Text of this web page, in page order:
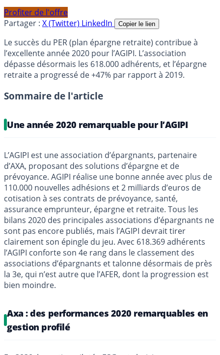
Profiter de l'offre
Partager : X (Twitter) LinkedIn Copier le lien
Le succès du PER (plan épargne retraite) contribue à
l’excellente année 2020 pour l’AGIPI. L’association
dépasse désormais les 618.000 adhérents, et l’épargne
retraite a progressé de +47% par rapport à 2019.
Sommaire de l'article
Une année 2020 remarquable pour l’AGIPI
L’AGIPI est une association d’épargnants, partenaire
d’AXA, proposant des solutions d’épargne et de
prévoyance. AGIPI réalise une bonne année avec plus de
110.000 nouvelles adhésions et 2 milliards d’euros de
cotisation à ses contrats de prévoyance, santé,
assurance emprunteur, épargne et retraite. Tous les
bilans 2020 des principales associations d’épargnants ne
sont pas encore publiés, mais l’AGIPI devrait tirer
clairement son épingle du jeu. Avec 618.369 adhérents
l’AGIPI conforte son 4e rang dans le classement des
associations d’épargnants et talonne désormais de près
la 3e, qui n’est autre que l’AFER, dont la progression est
bien moindre.
Axa : des performances 2020 remarquables en
gestion profilé